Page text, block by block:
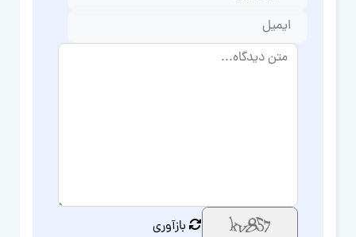
بازآوری